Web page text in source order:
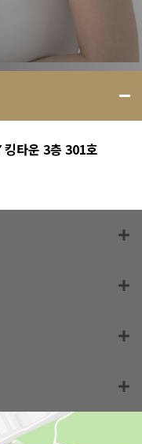
타운 3층 301호